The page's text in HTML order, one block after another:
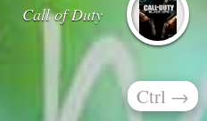
Call of Duty
Ctrl →